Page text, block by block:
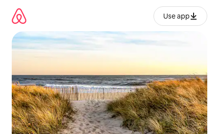
содржина
Use app